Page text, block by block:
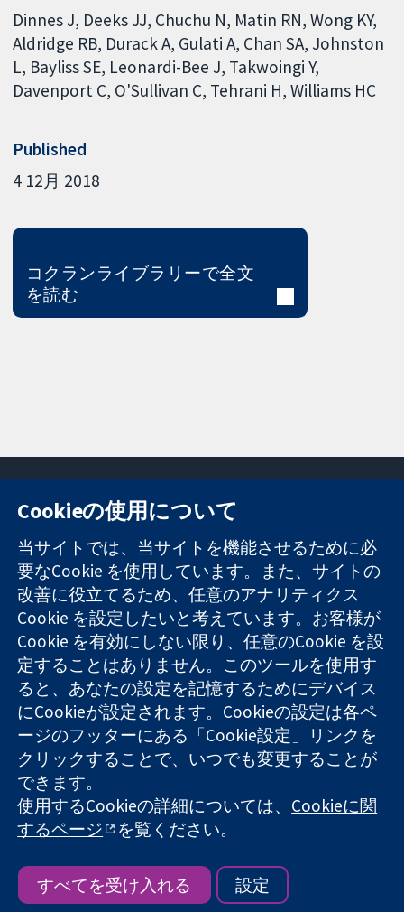
Dinnes J Deeks JJ Chuchu N Matin RN Wong KY
Aldridge RB Durack A Gulati A Chan SA Johnston
L Bayliss SE Leonardi-Bee J Takwoingi Y
Davenport C O'Sullivan C Tehrani H Williams HC
Published
4 12月 2018
コクランライブラリーで全文
を読む
信頼できるエビ
デンスと
情報に基づく意
思決定により
健康のさらなる
向上へ
11-13 Cavendish
Square
London
W1G 0AN
United Kingdom
お問い合わせ
ニュース
広報
コクランにつ
いて
採用
Cochrane
Library
コクラン・コラボレーションは、イングランド及びウェールズ
に登録された慈善団体（登録番号 1045921）および保証有限責
任会社（登録番号 03044323）です。付加価値税登録番号 GB
718 2127 49
Copyright © 2026 The Cochrane Collaboration
ウェブサイト利用規約|免責事項 個人情報|
Cookie設定
Cookieの使用について
当サイトでは、当サイトを機能させるために必
要なCookie を使用しています。また、サイトの
改善に役立てるため、任意のアナリティクス
Cookie を設定したいと考えています。お客様が
Cookie を有効にしない限り、任意のCookie を設
定することはありません。このツールを使用す
ると、あなたの設定を記憶するためにデバイス
にCookieが設定されます。Cookieの設定は各ペ
ージのフッターにある「Cookie設定」リンクを
クリックすることで、いつでも変更することが
できます。
使用するCookieの詳細については、 Cookieに関
するページ
を覧ください。
すべてを受け入れる 設定